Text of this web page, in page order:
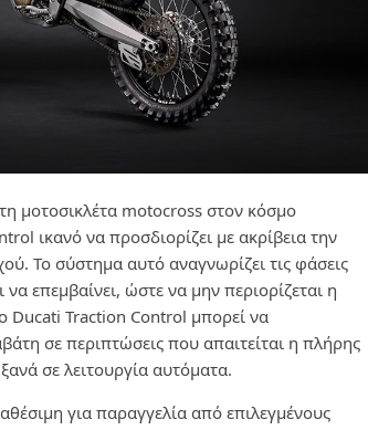
μοτοσικλέτα motocross στον κόσμο
ικανό να προσδιορίζει με ακρίβεια την
Το σύστημα αυτό αναγνωρίζει τις φάσεις
επεμβαίνει, ώστε να μην περιορίζεται η
Ducati Traction Control μπορεί να
σε περιπτώσεις που απαιτείται η πλήρης
σε λειτουργία αυτόματα.
για παραγγελία από επιλεγμένους